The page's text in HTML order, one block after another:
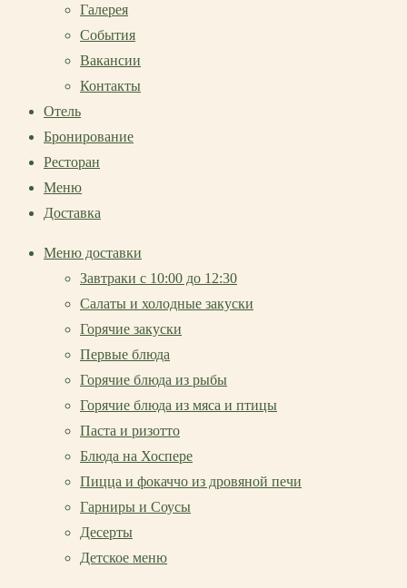
Галерея
События
Вакансии
Контакты
Отель
Бронирование
Ресторан
Меню
Доставка
Меню доставки
Завтраки с 10:00 до 12:30
Салаты и холодные закуски
Горячие закуски
Первые блюда
Горячие блюда из рыбы
Горячие блюда из мяса и птицы
Паста и ризотто
Блюда на Хоспере
Пицца и фокаччо из дровяной печи
Гарниры и Соусы
Десерты
Детское меню